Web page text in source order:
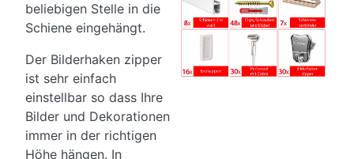
beliebigen Stelle in die
Schiene eingehängt.
Der Bilderhaken zipper
ist sehr einfach
einstellbar so dass Ihre
Bilder und Dekorationen
immer in der richtigen
Höhe hängen. In